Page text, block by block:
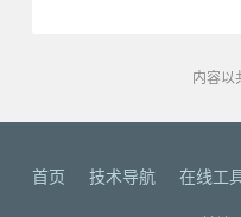
内容以
首页 技术导航 在线工